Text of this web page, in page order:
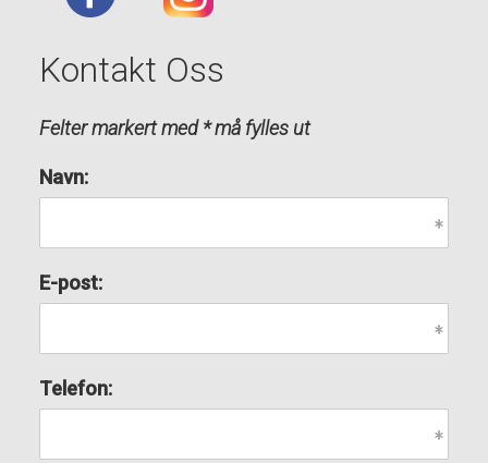
Kontakt Oss
Felter markert med * må fylles ut
Navn:
E-post:
Telefon: